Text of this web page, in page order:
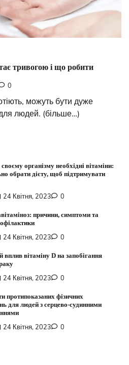
тривогою і що робити
0
можуть бути дуже
людей. (більше…)
своєму організму необхідні вітаміни:
обрати дієту, щоб підтримувати
24 Квітня, 2023 0
причини, симптоми та
24 Квітня, 2023 0
вплив вітаміну D на запобігання
24 Квітня, 2023 0
протипоказаних фізичних
для людей з серцево-судинними
24 Квітня, 2023 0